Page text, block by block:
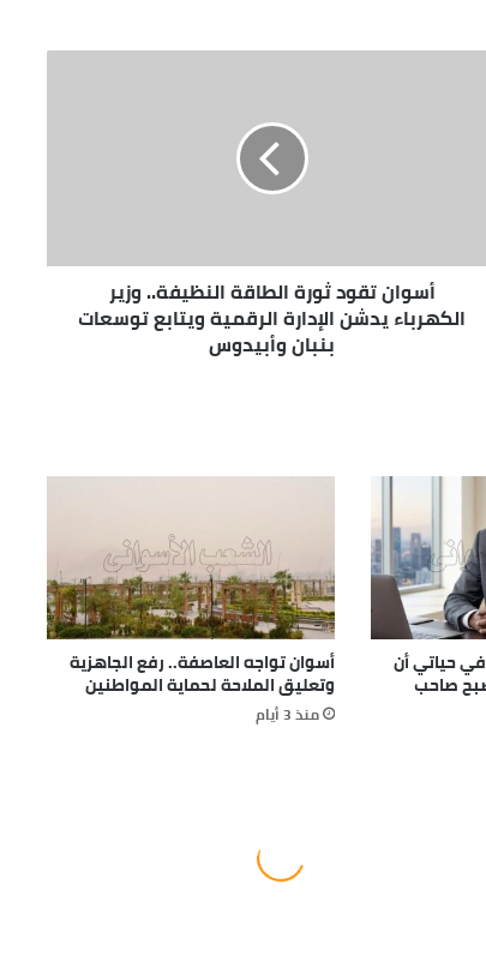
أسوان تقود ثورة الطاقة النظيفة.. وزير
الكهرباء يدشن الإدارة الرقمية ويتابع توسعات
بنبان وأبيدوس
حياتي أن
صاحب
أسوان تواجه العاصفة.. رفع الجاهزية
وتعليق الملاحة لحماية المواطنين
منذ 3 أيام